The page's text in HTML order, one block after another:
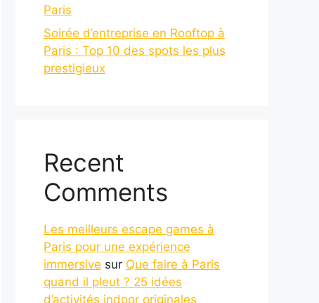
Paris
Soirée d’entreprise en Rooftop à
Paris : Top 10 des spots les plus
prestigieux
Recent
Comments
Les meilleurs escape games à
Paris pour une expérience
immersive sur Que faire à Paris
quand il pleut ? 25 idées
d’activités indoor originales